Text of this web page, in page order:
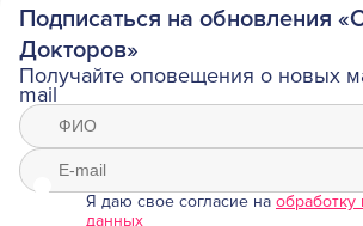
Подписаться на обновления
Докторов»
Получайте оповещения о новых
mail
Я даю свое согласие на
данных